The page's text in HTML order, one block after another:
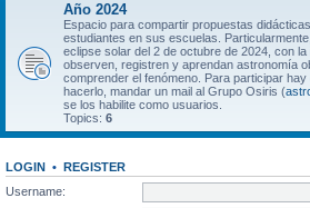
Año 2024
Espacio para compartir propuestas
estudiantes en sus escuelas.
eclipse solar del 2 de octubre de 2024, con
observen, registren y aprendan astronomía
comprender el fenómeno. Para participar
hacerlo, mandar un mail al Grupo Osiris (
se los habilite como usuarios.
Topics: 6
LOGIN • REGISTER
Username: